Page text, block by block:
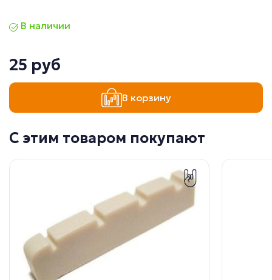
В наличии
25 руб
В корзину
С этим товаром покупают